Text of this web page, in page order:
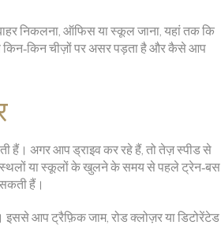
निकलना, ऑफिस या स्कूल जाना, यहां तक कि
किन‑किन चीज़ों पर असर पड़ता है और कैसे आप
हैं। अगर आप ड्राइव कर रहे हैं, तो तेज़ स्पीड से
या स्कूलों के खुलने के समय से पहले ट्रेन‑बस
हैं।
इससे आप ट्रैफ़िक जाम, रोड क्लोज़र या डिटोरेंटेड